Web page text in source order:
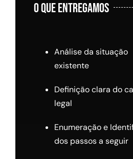
O QUE ENTREGAMOS
Análise da situação
existente
Definição clara do
legal
Enumeração e
dos passos a seguir